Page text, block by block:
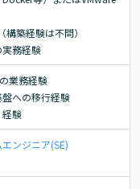
築経験は不問）
務経験
業務経験
への移行経験
経験
ンジニア(SE)